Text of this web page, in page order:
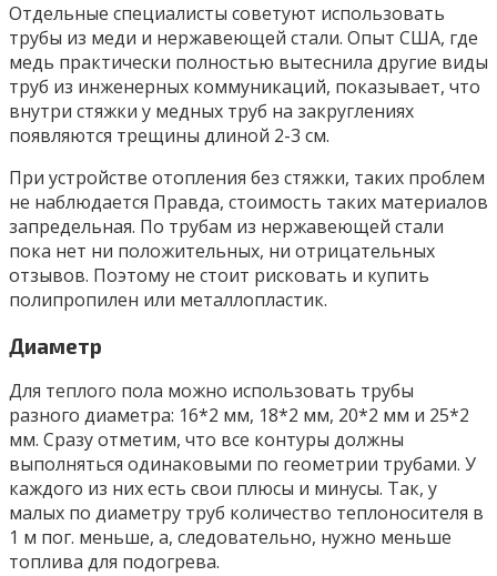
Отдельные специалисты советуют использовать
трубы из меди и нержавеющей стали. Опыт США, где
медь практически полностью вытеснила другие виды
труб из инженерных коммуникаций, показывает, что
внутри стяжки у медных труб на закруглениях
появляются трещины длиной 2-3 см.
При устройстве отопления без стяжки, таких проблем
не наблюдается Правда, стоимость таких материалов
запредельная. По трубам из нержавеющей стали
пока нет ни положительных, ни отрицательных
отзывов. Поэтому не стоит рисковать и купить
полипропилен или металлопластик.
Диаметр
Для теплого пола можно использовать трубы
разного диаметра: 16*2 мм, 18*2 мм, 20*2 мм и 25*2
мм. Сразу отметим, что все контуры должны
выполняться одинаковыми по геометрии трубами. У
каждого из них есть свои плюсы и минусы. Так, у
малых по диаметру труб количество теплоносителя в
1 м пог. меньше, а, следовательно, нужно меньше
топлива для подогрева.